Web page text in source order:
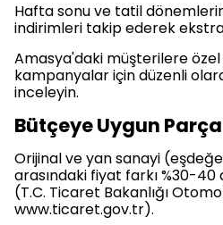
Hafta sonu ve tatil
indirimleri takip ederek
Amasya'daki müşterilere
kampanyalar için düzenli
inceleyin.
Bütçeye Uygun
Orijinal ve yan sanayi
arasındaki fiyat farkı %30-
(T.C. Ticaret Bakanlığı
www.ticaret.gov.tr).